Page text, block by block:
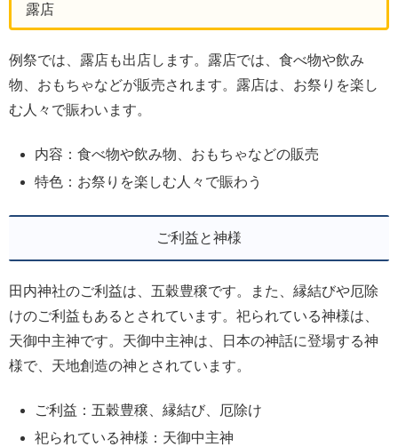
露店
例祭では、露店も出店します。露店では、食べ物や飲み
物、おもちゃなどが販売されます。露店は、お祭りを楽し
む人々で賑わいます。
内容：食べ物や飲み物、おもちゃなどの販売
特色：お祭りを楽しむ人々で賑わう
ご利益と神様
田内神社のご利益は、五穀豊穣です。また、縁結びや厄除
けのご利益もあるとされています。祀られている神様は、
天御中主神です。天御中主神は、日本の神話に登場する神
様で、天地創造の神とされています。
ご利益：五穀豊穣、縁結び、厄除け
祀られている神様：天御中主神